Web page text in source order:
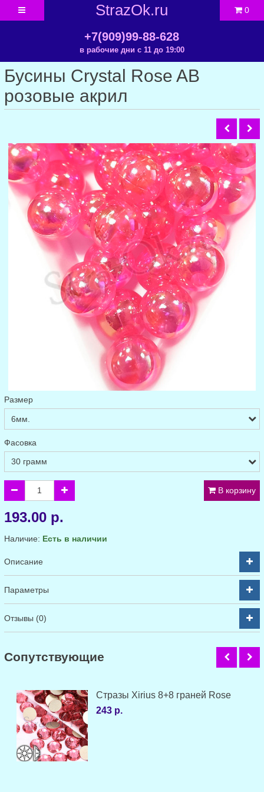
StrazOk.ru
+7(909)99-88-628
в рабочие дни с 11 до 19:00
0
Бусины Crystal Rose AB
розовые акрил
Размер
Фасовка
В корзину
193.00 р.
Наличие: Есть в наличии
Описание
Параметры
Отзывы (0)
Cопутствующие
Стразы Xirius 8+8 граней Rose
243 р.